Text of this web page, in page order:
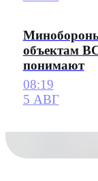
объектам
понимают
08:19
5 АВГ